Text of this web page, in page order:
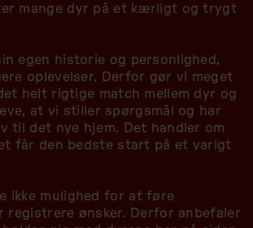
mange dyr på et kærligt og trygt
egen historie og personlighed,
oplevelser. Derfor gør vi meget
helt rigtige match mellem dyr og
at vi stiller spørgsmål og har
til det nye hjem. Det handler om
får den bedste start på et varigt
ikke mulighed for at føre
registrere ønsker. Derfor anbefaler